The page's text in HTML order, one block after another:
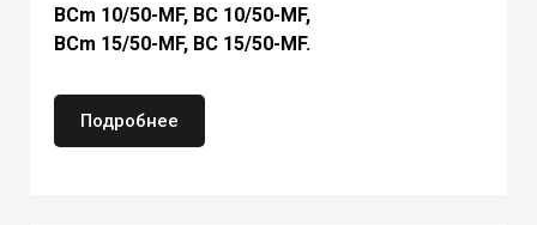
BCm 10/50-MF, BC 10/50-MF,
BCm 15/50-MF, BC 15/50-MF.
Подробнее